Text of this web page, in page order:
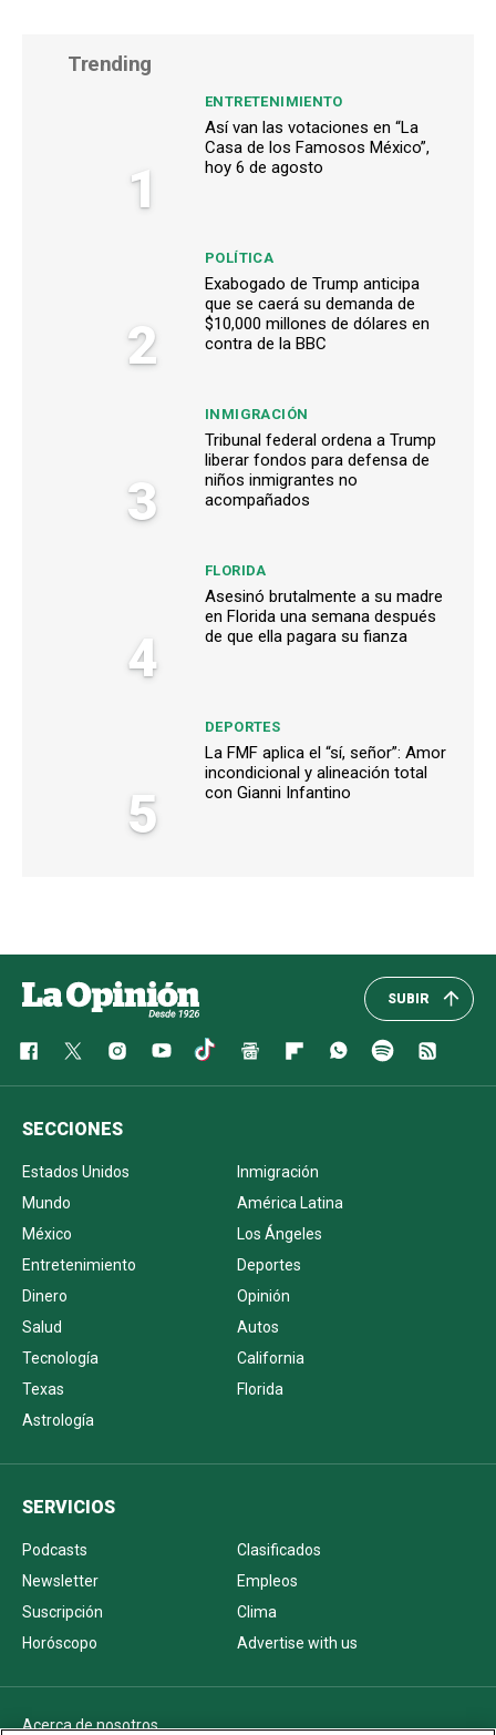
Trending
1
ENTRETENIMIENTO
Así van las votaciones en “La
Casa de los Famosos México”,
hoy 6 de agosto
2
POLÍTICA
Exabogado de Trump anticipa
que se caerá su demanda de
$10,000 millones de dólares en
contra de la BBC
3
INMIGRACIÓN
Tribunal federal ordena a Trump
liberar fondos para defensa de
niños inmigrantes no
acompañados
4
FLORIDA
Asesinó brutalmente a su madre
en Florida una semana después
de que ella pagara su fianza
5
DEPORTES
La FMF aplica el “sí, señor”: Amor
incondicional y alineación total
con Gianni Infantino
SUBIR
SECCIONES
Estados Unidos
Inmigración
Mundo
América Latina
México
Los Ángeles
Entretenimiento
Deportes
Dinero
Opinión
Salud
Autos
Tecnología
California
Texas
Florida
Astrología
SERVICIOS
Podcasts
Clasificados
Newsletter
Empleos
Suscripción
Clima
Horóscopo
Advertise with us
Acerca de nosotros